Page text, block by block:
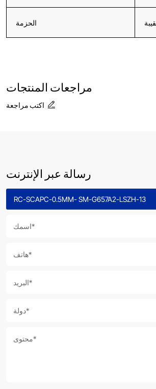
الحزمة
مراجعات المنتجات
اكتب مراجعة
رسالة عبر الإنترنت